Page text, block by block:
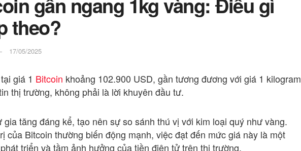
theo?
17/05/2025
giá 1 Bitcoin khoảng 102.900 USD, gần tương đương với giá 1 kilogram
thị trường, không phải là lời khuyên đầu tư.
gia tăng đáng kể, tạo nên sự so sánh thú vị với kim loại quý như vàng.
của Bitcoin thường biến động mạnh, việc đạt đến mức giá này là một
triển và tầm ảnh hưởng của tiền điện tử trên thị trường.